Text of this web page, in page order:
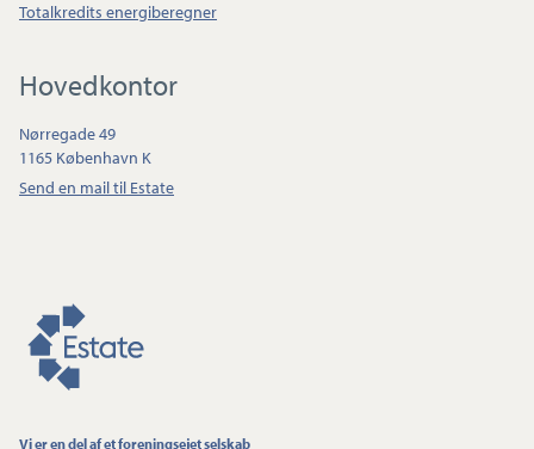
Totalkredits energiberegner
Hovedkontor
Nørregade 49
1165 København K
Send en mail til Estate
Vi er en del af et foreningsejet selskab